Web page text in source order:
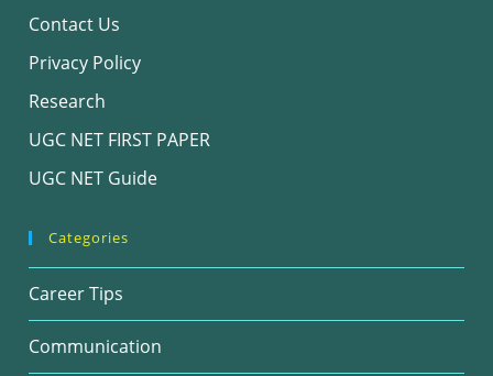
Contact Us
Privacy Policy
Research
UGC NET FIRST PAPER
UGC NET Guide
Categories
Career Tips
Communication